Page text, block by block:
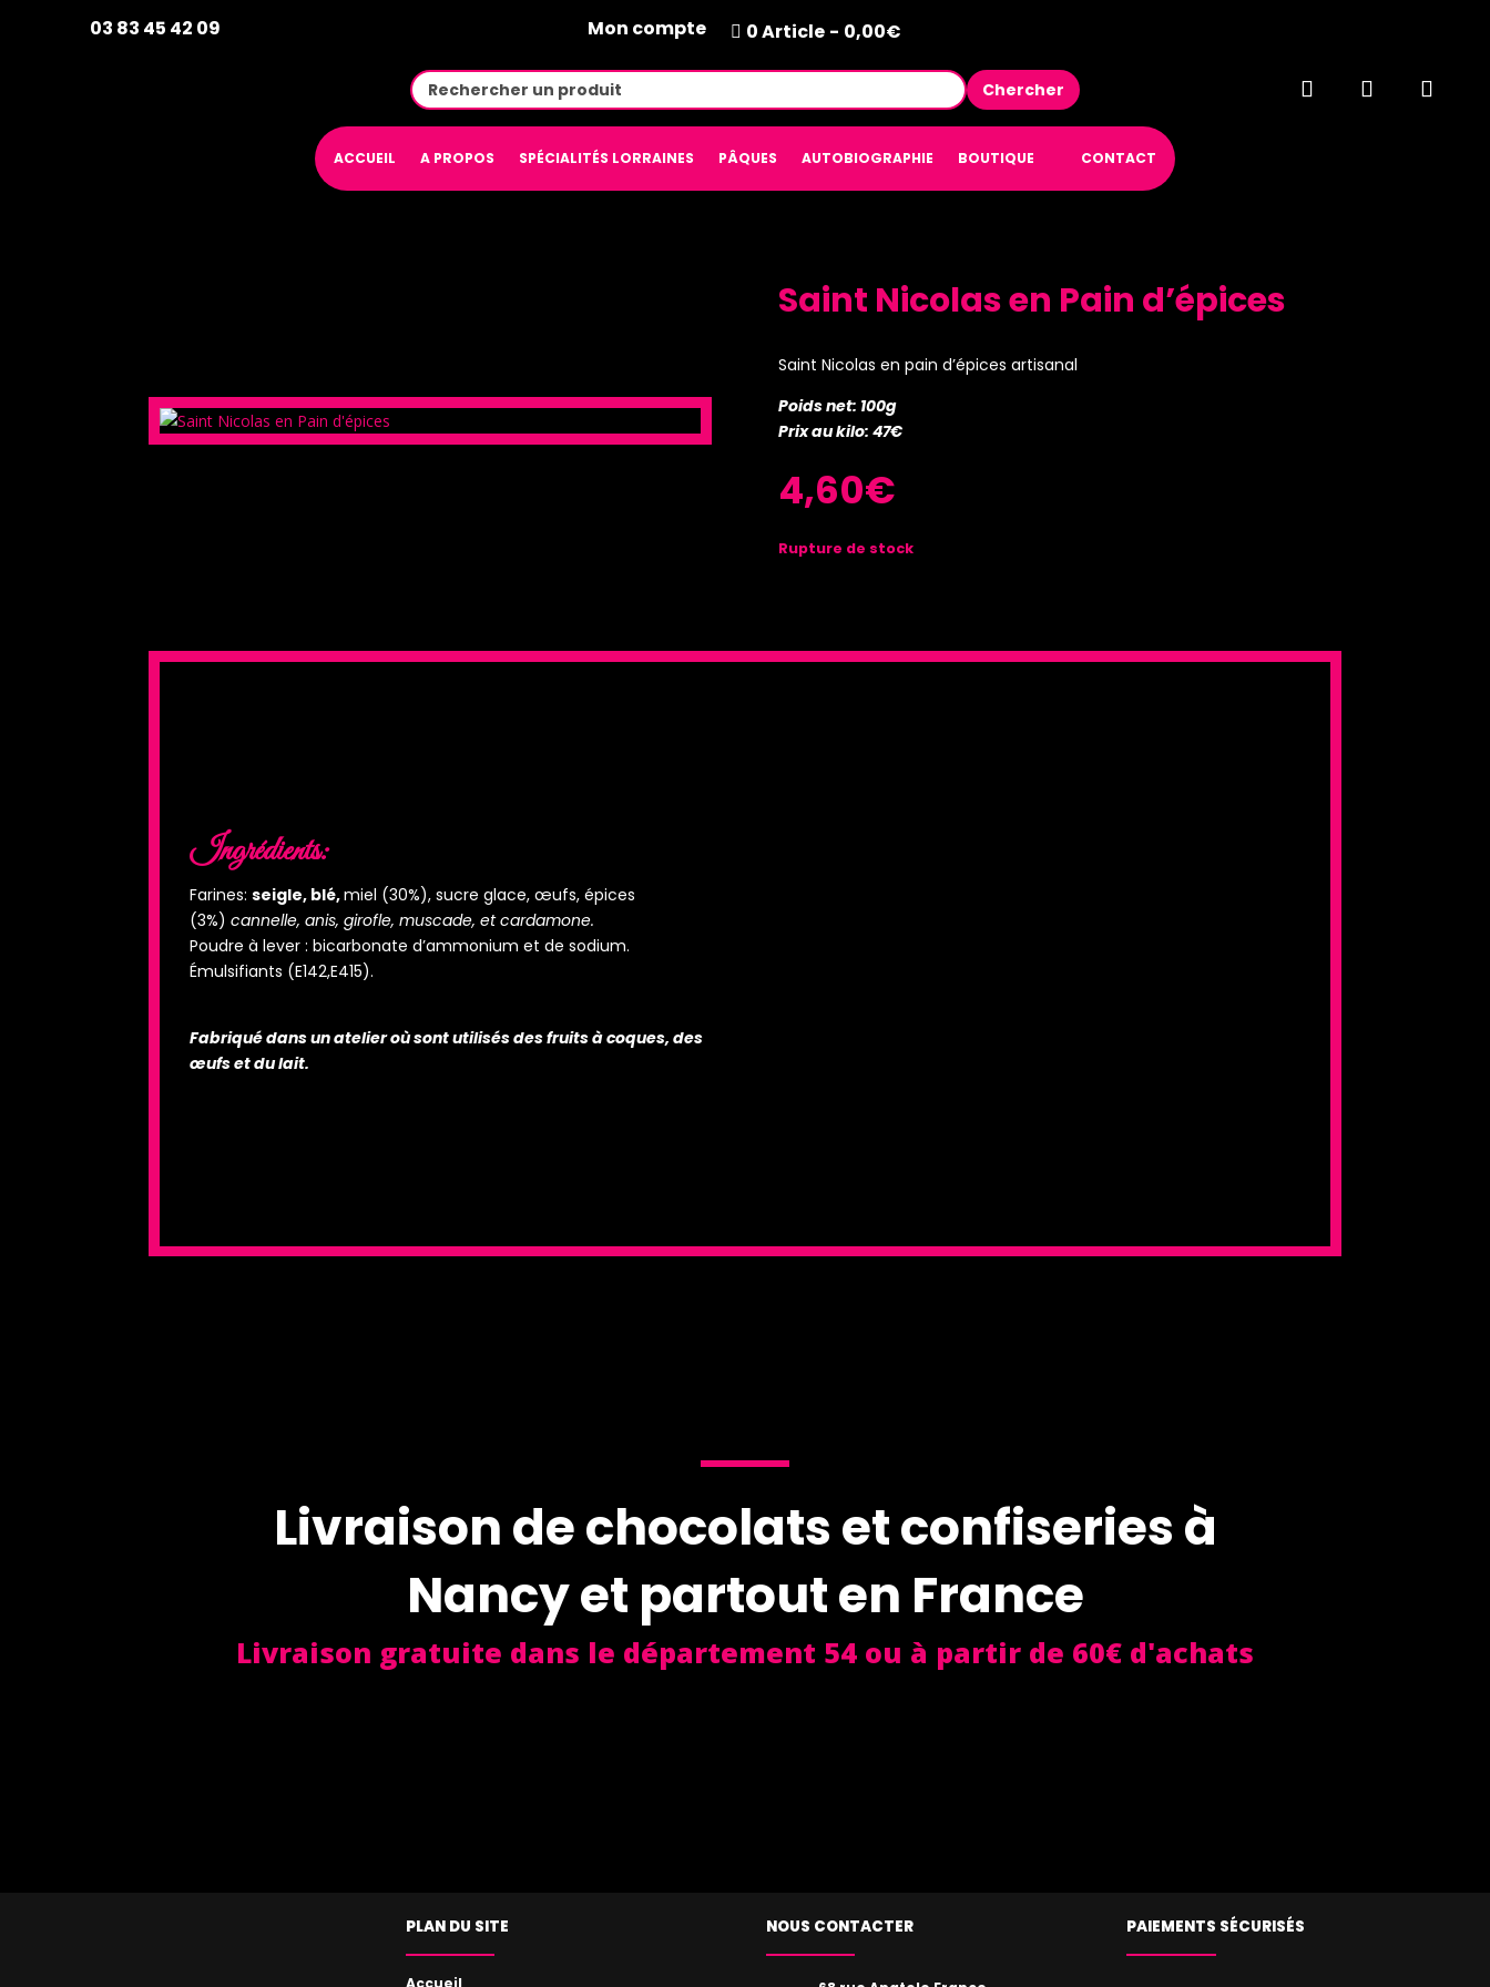
03 83 45 42 09 Mon compte 0 Article 0,00€
Chercher
ACCUEIL A PROPOS SPÉCIALITÉS LORRAINES PÂQUES AUTOBIOGRAPHIE BOUTIQUE CONTACT
Saint Nicolas en Pain d’épices
Saint Nicolas en pain d’épices artisanal
Poids net: 100g
Prix au kilo: 47€
4,60€
Rupture de stock
Ingrédients:
Farines:seigle, blé,miel (30%), sucre glace, œufs, épices
(3%)cannelle, anis, girofle, muscade, et cardamone.
Poudre à lever : bicarbonate d’ammonium et de sodium.
Émulsifiants (E142,E415).
Fabriqué dans un atelier où sont utilisés des fruits à coques, des
œufs et du lait.
Livraison de chocolats et confiseries à
Nancy et partout en France
Livraison gratuite dans le département 54 ou à partir de 60€ d'achats
PLAN DU SITE
Accueil
NOUS CONTACTER PAIEMENTS SÉCURISÉS